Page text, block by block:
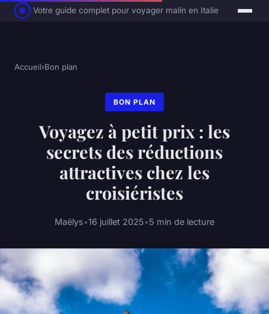
Votre guide complet pour voyager malin en Italie
Accueil›Bon plan
BON PLAN
Voyagez à petit prix : les
secrets des réductions
attractives chez les
croisiéristes
Maëlys•16 juillet 2025•5 min de lecture